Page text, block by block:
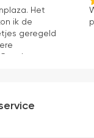
Het
ik de
geregeld